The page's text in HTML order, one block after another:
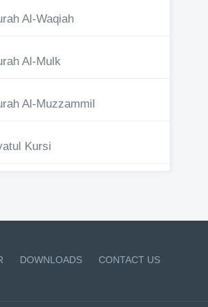
Al-Waqiah
Al-Mulk
Al-Muzzammil
Kursi
DOWNLOADS CONTACT US